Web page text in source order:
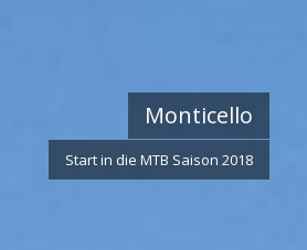
Monticello
Start in die MTB Saison 2018